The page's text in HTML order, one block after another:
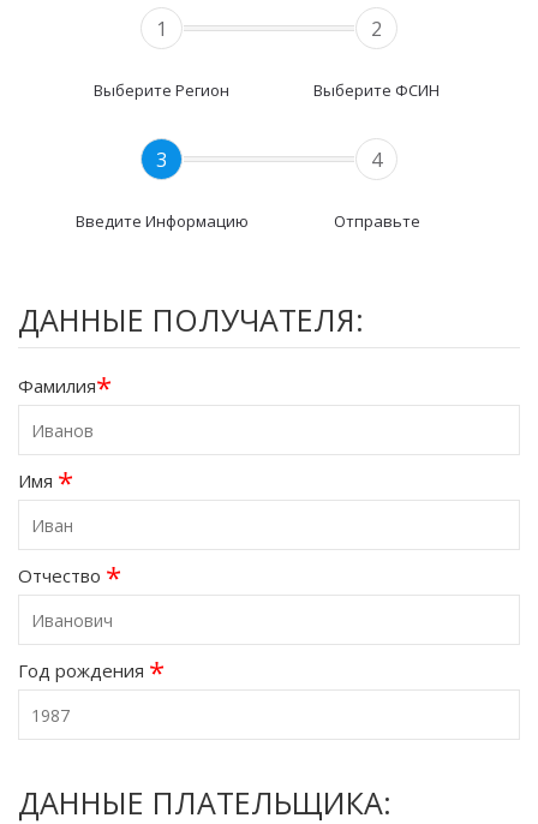
1
Выберите Регион
2
Выберите ФСИН
3
Введите Информацию
4
Отправьте
ДАННЫЕ ПОЛУЧАТЕЛЯ:
Фамилия*
Имя *
Отчество *
Год рождения *
ДАННЫЕ ПЛАТЕЛЬЩИКА: